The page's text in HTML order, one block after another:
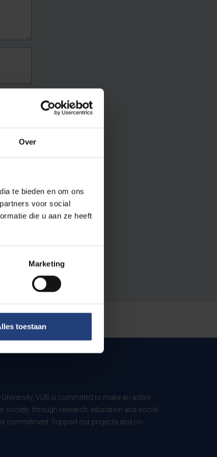
Over
te bieden en om ons
voor social
die u aan ze heeft
Marketing
toestaan
University, VUB is committed to make an active
society: through research, education and social
commitment. Support our projects and co-